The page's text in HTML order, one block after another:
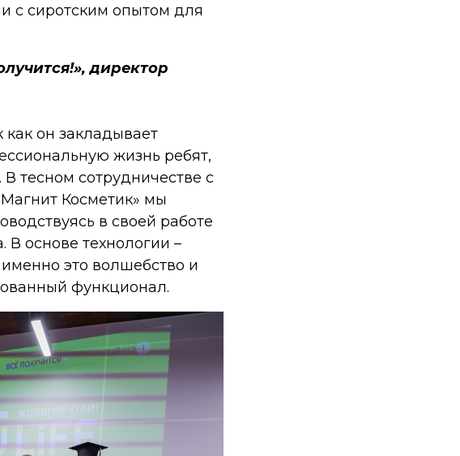
с сиротским опытом для
директор
он закладывает
жизнь ребят,
тесном сотрудничестве с
Косметик» мы
в своей работе
В основе технологии –
это волшебство и
функционал.